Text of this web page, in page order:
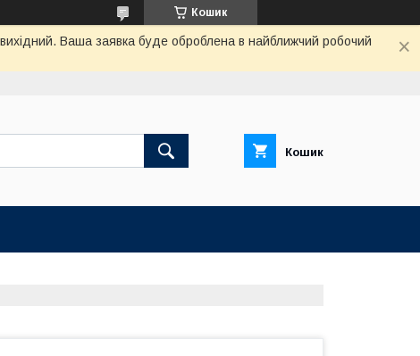
Кошик
Ваша заявка буде оброблена в найближчий робочий
Кошик